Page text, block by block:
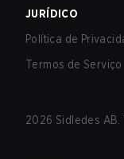
JURÍDICO
Política de
Termos de Serviço
2026 Sidledes